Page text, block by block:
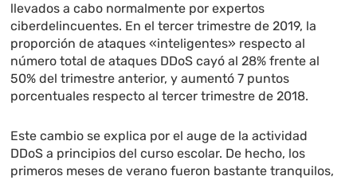
llevados a cabo normalmente por expertos
ciberdelincuentes. En el tercer trimestre de 2019, la
proporción de ataques «inteligentes» respecto al
número total de ataques DDoS cayó al 28% frente al
50% del trimestre anterior, y aumentó 7 puntos
porcentuales respecto al tercer trimestre de 2018.
Este cambio se explica por el auge de la actividad
DDoS a principios del curso escolar. De hecho, los
primeros meses de verano fueron bastante tranquilos,